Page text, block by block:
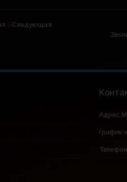
Следующая
Адрес:
График: